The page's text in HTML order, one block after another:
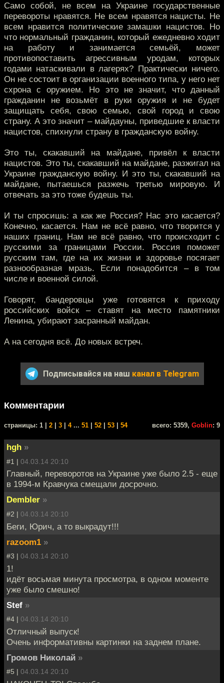
Само собой, не всем на Украине государственные
перевороты нравятся. Не всем нравятся нацисты. Не
всем нравится политические замашки нацистов. Но
что нормальный гражданин, который ежедневно ходит
на работу и занимается семьёй, может
противопоставить агрессивным уродам, которых
годами натаскивали в лагерях? Практически ничего.
Он не состоит в организации военного типа, у него нет
схрона с оружием. Но это не значит, что данный
гражданин не возьмёт в руки оружия и не будет
защищать себя, свою семью, свой город и свою
страну. А это значит – майдауны, приведшие к власти
нацистов, спихнули страну в гражданскую войну.
Это ты, скакавший на майдане, привёл к власти
нацистов. Это ты, скакавший на майдане, разжигал на
Украине гражданскую войну. И это ты, скакавший на
майдане, пытаешься разжечь третью мировую. И
отвечать за это тоже будешь ты.
И ты спросишь: а как же Россия? Нас это касается?
Конечно, касается. Нам не всё равно, что творится у
наших границ. Нам не всё равно, что происходит с
русскими за границами России. Россия поможет
русским там, где на их жизни и здоровье посягает
разнообразная мразь. Если понадобится – в том
числе и военной силой.
Говорят, бандеровцы уже готовятся к приходу
российских войск – ставят на место памятники
Ленина, убирают засранный майдан.
А на сегодня всё. До новых встреч.
Подписывайся на наш канал в Telegram
Комментарии
cтраницы: 1 | 2 3 4... 51 52 53 54 всего: 5359, Goblin: 9
hgh »
#1 | 04.03.14 20:10
Главный, переворотов на Украине уже было 2.5 - еще
в 1994-м Кравчука смещали досрочно.
Dembler »
#2 | 04.03.14 20:10
Беги, Юрич, а то выкрадут!!!
razoom1 »
#3 | 04.03.14 20:10
1!
идёт восьмая минута просмотра, в одном моменте
уже было смешно!
Stef »
#4 | 04.03.14 20:10
Отличный выпуск!
Очень информативны картинки на заднем плане.
Громов Николай »
#5 | 04.03.14 20:10